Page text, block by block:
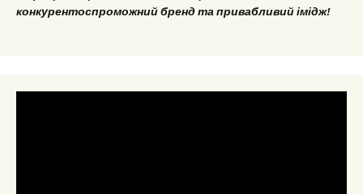
конкурентоспроможний бренд та привабливий імідж!